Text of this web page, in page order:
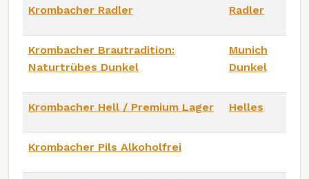
Krombacher Radler Radler
Krombacher Brautradition:
Naturtrübes Dunkel
Munich
Dunkel
Krombacher Hell / Premium Lager Helles
Krombacher Pils Alkoholfrei